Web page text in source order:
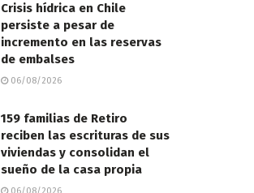
Crisis hídrica en Chile
persiste a pesar de
incremento en las reservas
de embalses
06/08/2026
159 familias de Retiro
reciben las escrituras de sus
viviendas y consolidan el
sueño de la casa propia